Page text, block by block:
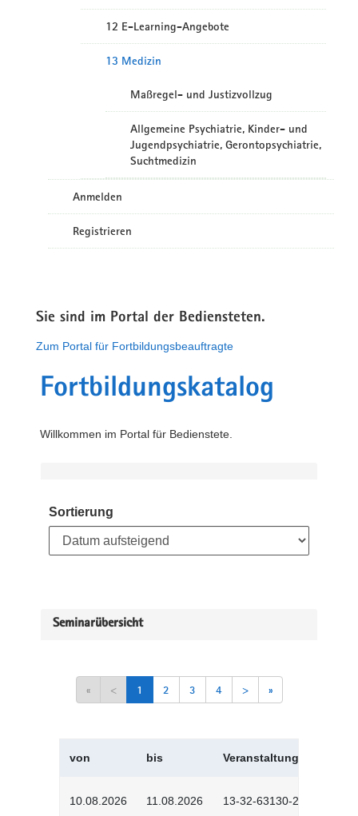
12 E-Learning-Angebote
13 Medizin
Maßregel- und Justizvollzug
Allgemeine Psychiatrie, Kinder- und
Jugendpsychiatrie, Gerontopsychiatrie,
Suchtmedizin
Anmelden
Registrieren
Sie sind im Portal der Bediensteten.
Zum Portal für Fortbildungsbeauftragte
Fortbildungskatalog
Willkommen im Portal für Bedienstete.
Sortierung
Seminarübersicht
« < 1 2 3 4 > »
von bis Veranstaltungskürzel
10.08.2026 11.08.2026 13-32-63130-2601